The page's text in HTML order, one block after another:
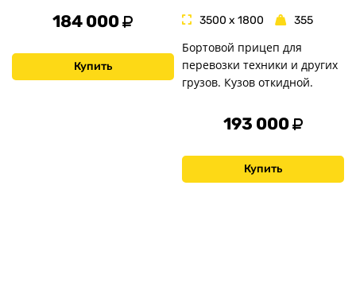
184 000
Купить
3500 x 1800 355
Бортовой прицеп для
перевозки техники и других
грузов. Кузов откидной.
193 000
Купить